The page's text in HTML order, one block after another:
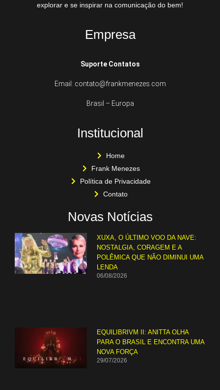
explorar e se inspirar na comunicação do bem!
Empresa
Suporte Contatos
Email: contato@frankmenezes.com
Brasil – Europa
Institucional
Home
Frank Menezes
Política de Privacidade
Contato
Novas Notícias
XUXA, O ÚLTIMO VOO DA NAVE:
NOSTALGIA, CORAGEM E A
POLÊMICA QUE NÃO DIMINUI UMA
LENDA
06/08/2026
EQUILIBRIVM II: ANITTA OLHA
PARA O BRASIL E ENCONTRA UMA
NOVA FORÇA
29/07/2026